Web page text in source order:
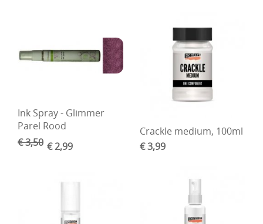
Ink Spray - Glimmer
Parel Rood
€ 3,50 € 2,99
Crackle medium, 100ml
€ 3,99